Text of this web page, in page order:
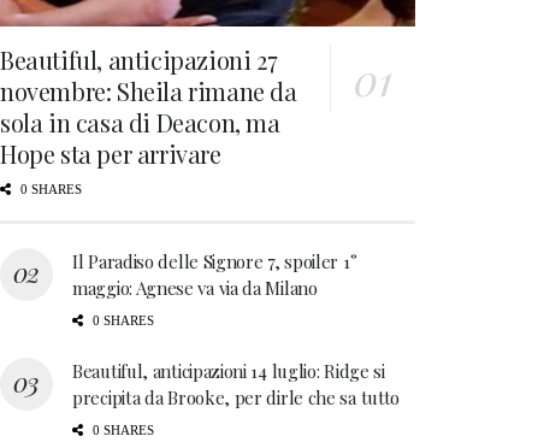
Beautiful, anticipazioni 27
novembre: Sheila rimane da
sola in casa di Deacon, ma
Hope sta per arrivare
0 SHARES
Il Paradiso delle Signore 7, spoiler 1°
maggio: Agnese va via da Milano
0 SHARES
Beautiful, anticipazioni 14 luglio: Ridge si
precipita da Brooke, per dirle che sa tutto
0 SHARES